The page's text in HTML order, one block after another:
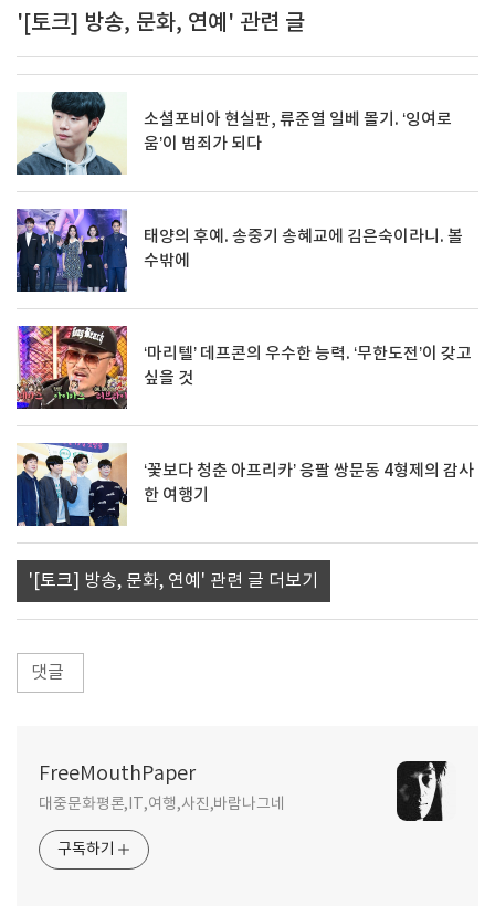
'[토크] 방송, 문화, 연예' 관련 글
소셜포비아 현실판, 류준열 일베 몰기. ‘잉여로
움’이 범죄가 되다
태양의 후예. 송중기 송혜교에 김은숙이라니. 볼
수밖에
‘마리텔’ 데프콘의 우수한 능력. ‘무한도전’이 갖고
싶을 것
‘꽃보다 청춘 아프리카’ 응팔 쌍문동 4형제의 감사
한 여행기
'[토크] 방송, 문화, 연예' 관련 글 더보기
댓글
FreeMouthPaper
대중문화평론,IT,여행,사진,바람나그네
구독하기